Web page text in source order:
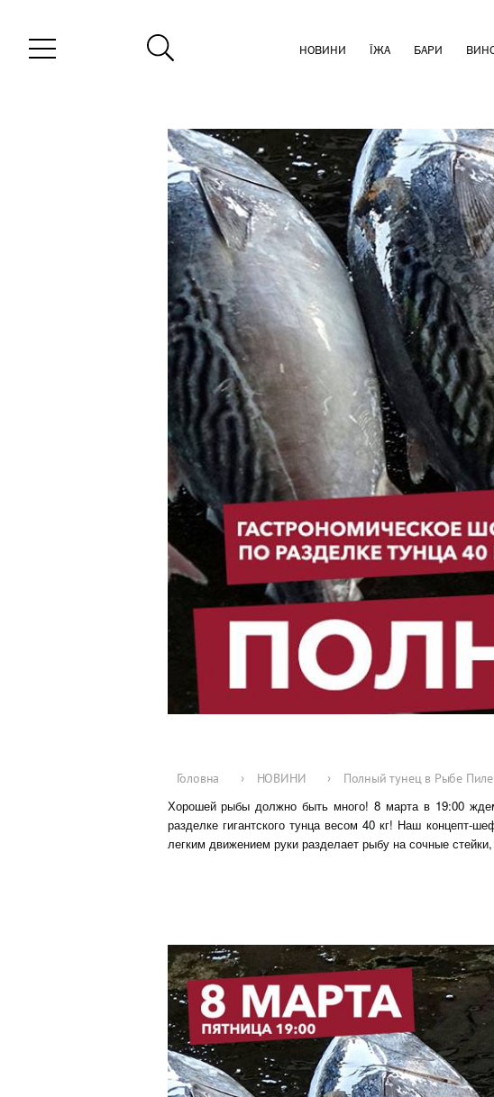
НОВИНИ ЇЖА БАРИ
Головна › НОВИНИ › Полный тунец в Рыбе Пиле
Хорошей рыбы должно быть много! 8 марта в 19:00
разделке гигантского тунца весом 40 кг! Наш
легким движением руки разделает рыбу на сочные